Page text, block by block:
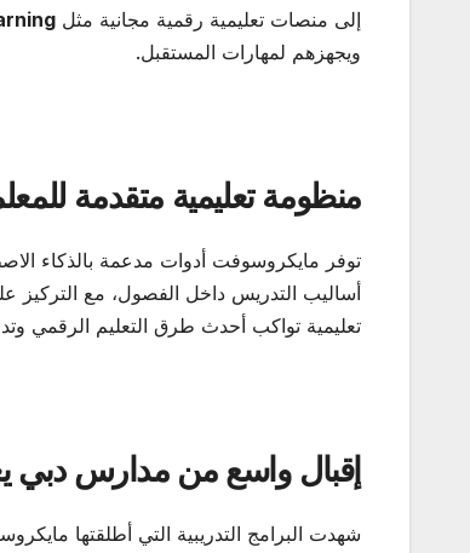
إلى منصات تعليمية رقمية مجانية مثل
ويجهزهم لمهارات المستقبل.
منظومة تعليمية متقدمة
توفر مايكروسوفت أدوات مدعمة بالذكاء
أساليب التدريس داخل الفصول، مع التركيز
تعليمية تواكب أحدث طرق التعليم الرقمي
إقبال واسع من مدارس دبي
شهدت البرامج التدريبية التي أطلقتها